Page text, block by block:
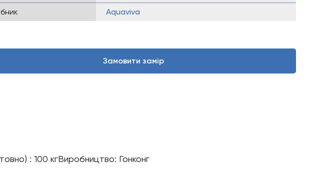
Aquaviva
Замовити замір
: 100 кгВиробництво: Гонконг